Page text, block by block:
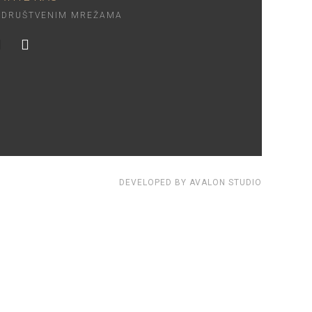
MREŽAMA
DEVELOPED BY AVALON STUDIO